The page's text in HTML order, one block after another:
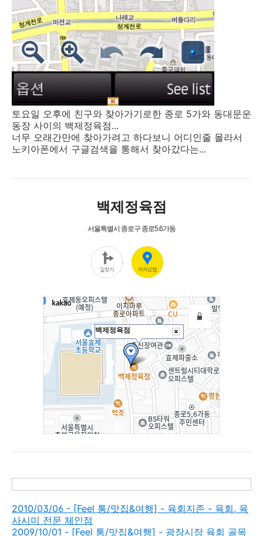
토요일 오후에 친구와 찾아가기로한 종로 5가와 동대문운
동장 사이의 백제정육점...
너무 오래간만에 찾아가려고 하다보니 어디인줄 몰라서
노키아폰에서 구글검색을 통해서 찾아갔다는...
2010/03/06 - [Feel 통/맛집&여행] - 육회지존 - 육회, 육
사시미 전문 체인점
2009/10/01 - [Feel 통/맛집&여행] - 광장시장 육회 골목